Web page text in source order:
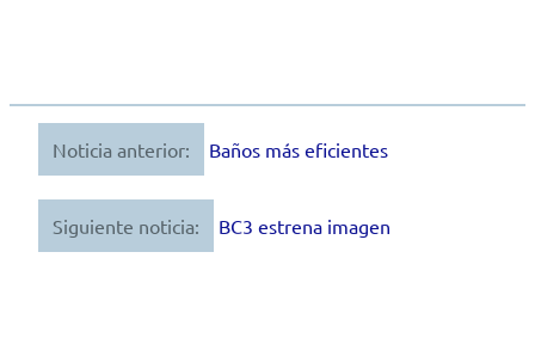
Navegación
de
entradas
Noticia anterior: Baños más eficientes
Siguiente noticia: BC3 estrena imagen